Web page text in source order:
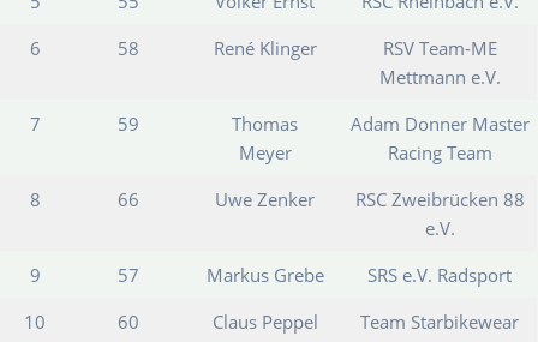
6
58 René Klinger
RSV Team-ME
Mettmann e.V.
7
59
Thomas
Meyer
Adam Donner Master
Racing Team
8
66 Uwe Zenker
RSC Zweibrücken 88
e.V.
9
57 Markus Grebe
SRS e.V. Radsport
10
60 Claus Peppel
Team Starbikewear